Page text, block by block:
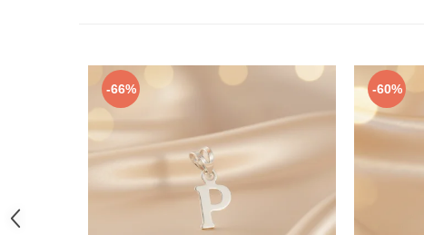
-66% -60%